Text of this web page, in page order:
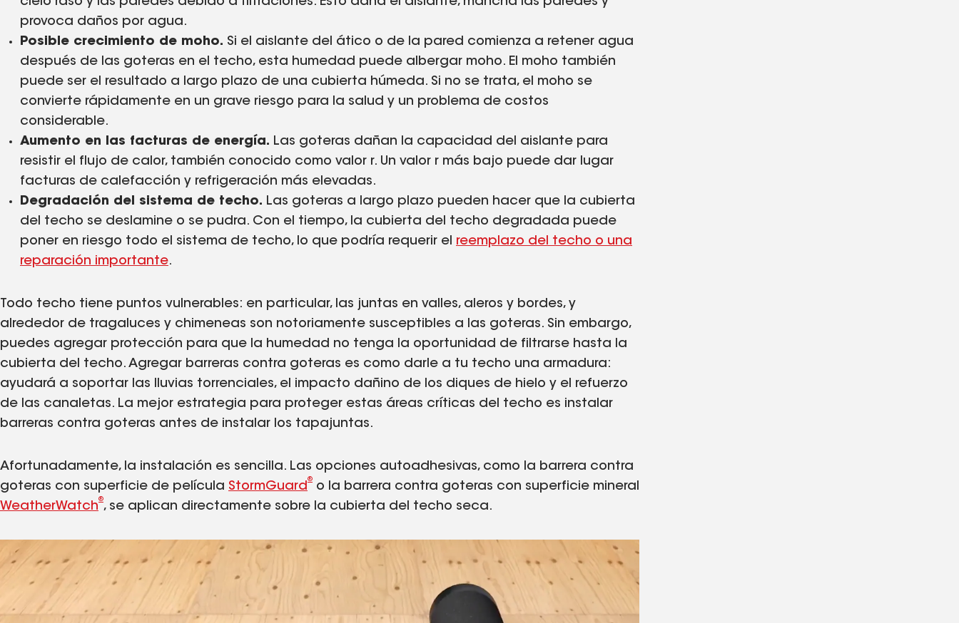
provoca daños por agua.
Posible crecimiento de moho. Si el aislante del ático o de la pared comienza a retener agua
después de las goteras en el techo, esta humedad puede albergar moho. El moho también
puede ser el resultado a largo plazo de una cubierta húmeda. Si no se trata, el moho se
convierte rápidamente en un grave riesgo para la salud y un problema de costos
considerable.
Aumento en las facturas de energía. Las goteras dañan la capacidad del aislante para
resistir el flujo de calor, también conocido como valor r. Un valor r más bajo puede dar lugar
facturas de calefacción y refrigeración más elevadas.
Degradación del sistema de techo. Las goteras a largo plazo pueden hacer que la cubierta
del techo se deslamine o se pudra. Con el tiempo, la cubierta del techo degradada puede
poner en riesgo todo el sistema de techo, lo que podría requerir el reemplazo del techo o una
reparación importante.
Todo techo tiene puntos vulnerables: en particular, las juntas en valles, aleros y bordes, y
alrededor de tragaluces y chimeneas son notoriamente susceptibles a las goteras. Sin embargo,
puedes agregar protección para que la humedad no tenga la oportunidad de filtrarse hasta la
cubierta del techo. Agregar barreras contra goteras es como darle a tu techo una armadura:
ayudará a soportar las lluvias torrenciales, el impacto dañino de los diques de hielo y el refuerzo
de las canaletas. La mejor estrategia para proteger estas áreas críticas del techo es instalar
barreras contra goteras antes de instalar los tapajuntas.
Afortunadamente, la instalación es sencilla. Las opciones autoadhesivas, como la barrera contra
goteras con superficie de película StormGuard
®
o la barrera contra goteras con superficie mineral
WeatherWatch
®
, se aplican directamente sobre la cubierta del techo seca.